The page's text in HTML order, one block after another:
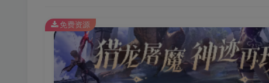
免费资源